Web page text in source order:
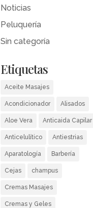
Noticias
Peluquería
Sin categoría
Etiquetas
Aceite Masajes
Acondicionador Alisados
Aloe Vera Anticaida Capilar
Anticelulítico Antiestrias
Aparatología Barbería
Cejas champus
Cremas Masajes
Cremas y Geles